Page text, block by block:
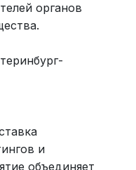
органов
и
объединяет